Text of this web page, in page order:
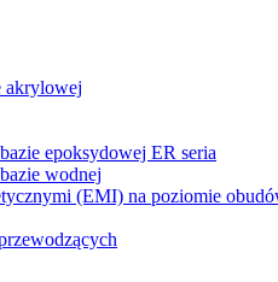
akrylowej
epoksydowej ER seria
wodnej
(EMI) na poziomie